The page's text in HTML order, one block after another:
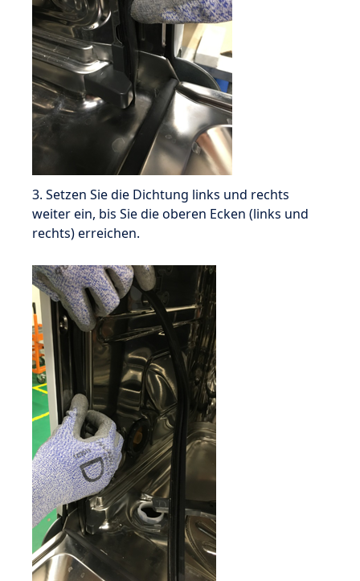
3. Setzen Sie die Dichtung links und rechts
weiter ein, bis Sie die oberen Ecken (links und
rechts) erreichen.